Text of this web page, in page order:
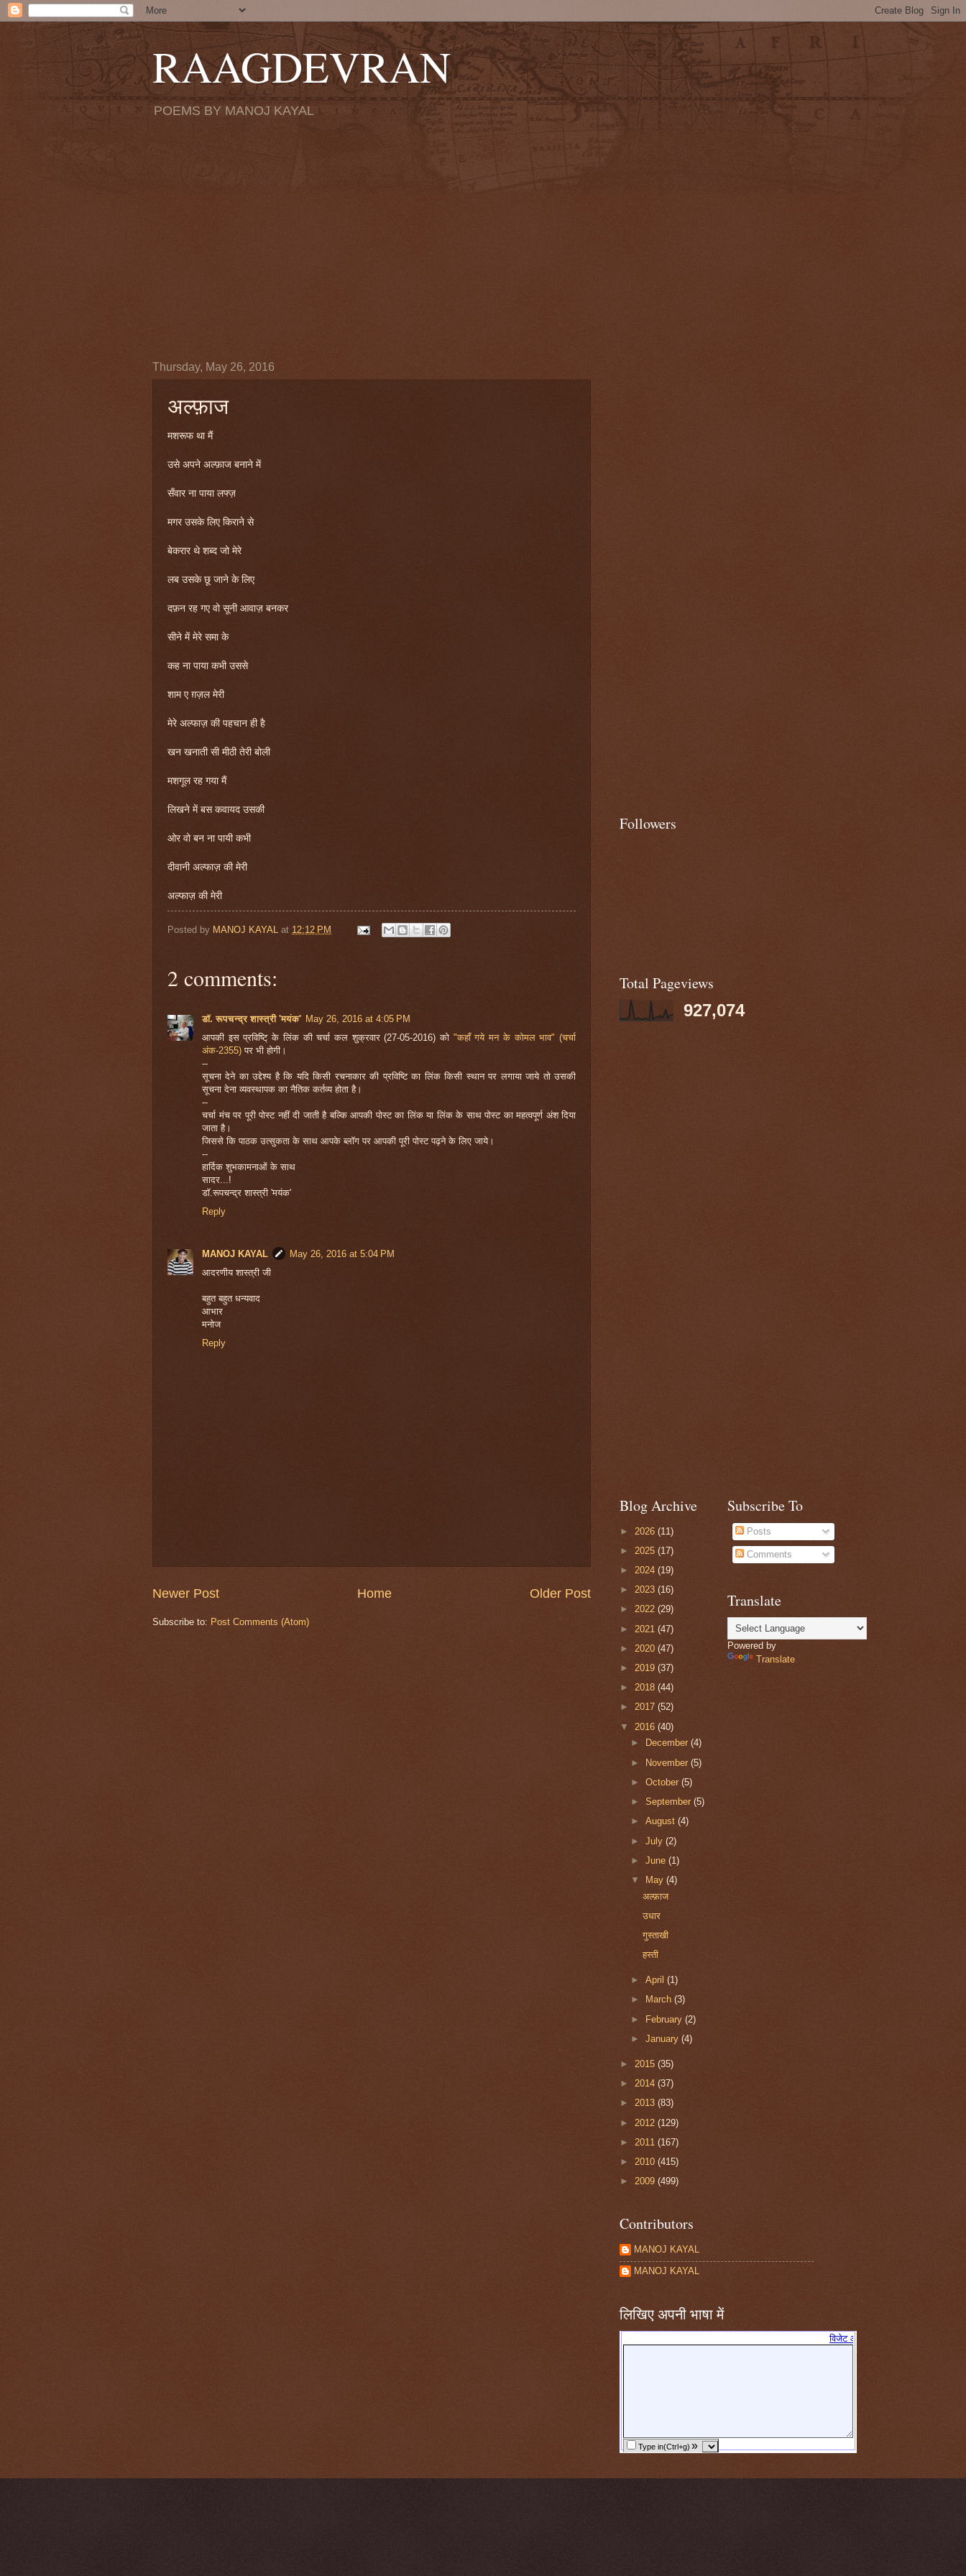
RAAGDEVRAN
POEMS BY MANOJ KAYAL
Thursday, May 26, 2016
अल्फ़ाज
मशरूफ था मैं
उसे अपने अल्फ़ाज बनाने में
सँवार ना पाया लफ्ज़
मगर उसके लिए किराने से
बेकरार थे शब्द जो मेरे
लब उसके छू जाने के लिए
दफ़न रह गए वो सूनी आवाज़ बनकर
सीने में मेरे समा के
कह ना पाया कभी उससे
शाम ए ग़ज़ल मेरी
मेरे अल्फाज़ की पहचान ही है
खन खनाती सी मीठी तेरी बोली
मशगूल रह गया मैं
लिखने में बस कवायद उसकी
ओर वो बन ना पायी कभी
दीवानी अल्फाज़ की मेरी
अल्फाज़ की मेरी
Posted by MANOJ KAYAL at 12:12 PM
2 comments:
डॉ. रूपचन्द्र शास्त्री 'मयंक' May 26, 2016 at 4:05 PM
आपकी इस प्रविष्टि् के लिंक की चर्चा कल शुक्रवार (27-05-2016) को "कहाँ गये मन के कोमल भाव" (चर्चा
अंक-2355)पर भी होगी।
--
सूचना देने का उद्देश्य है कि यदि किसी रचनाकार की प्रविष्टि का लिंक किसी स्थान पर लगाया जाये तो उसकी
सूचना देना व्यवस्थापक का नैतिक कर्तव्य होता है।
--
चर्चा मंच पर पूरी पोस्ट नहीं दी जाती है बल्कि आपकी पोस्ट का लिंक या लिंक के साथ पोस्ट का महत्वपूर्ण अंश दिया
जाता है।
जिससे कि पाठक उत्सुकता के साथ आपके ब्लॉग पर आपकी पूरी पोस्ट पढ़ने के लिए जाये।
--
हार्दिक शुभकामनाओं के साथ
सादर...!
डॉ.रूपचन्द्र शास्त्री 'मयंक'
Reply
MANOJ KAYAL
May 26, 2016 at 5:04 PM
आदरणीय शास्त्री जी
बहुत बहुत धन्यवाद
आभार
मनोज
Reply
Newer Post Older Post
Home
Subscribe to: Post Comments (Atom)
Followers
Total Pageviews
927,074
Blog Archive
► 2026 (11)
► 2025 (17)
► 2024 (19)
► 2023 (16)
► 2022 (29)
► 2021 (47)
► 2020 (47)
► 2019 (37)
► 2018 (44)
► 2017 (52)
▼ 2016 (40)
►
December(4)
► November(5)
►October(5)
►September(5)
►August(4)
►July(2)
►June(1)
▼
May(4)
अल्फ़ाज
उधार
गुस्ताखी
हस्ती
►April(1)
►
March(3)
► February(2)
►January(4)
► 2015 (35)
► 2014 (37)
► 2013 (83)
► 2012 (129)
► 2011 (167)
► 2010 (415)
► 2009 (499)
Subscribe To
Posts
Comments
Translate
Powered by
Translate
Contributors
MANOJ KAYAL
MANOJ KAYAL
लिखिए अपनी भाषा में